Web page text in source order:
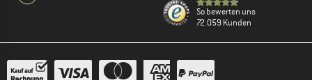
So bewerten uns
72.059 Kunden